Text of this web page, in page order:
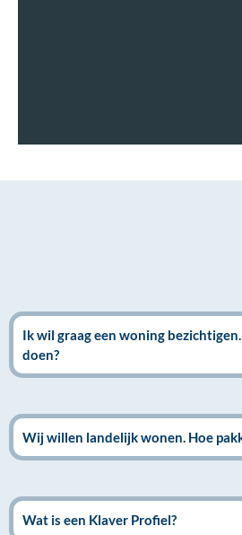
Ik wil graag een woning
doen?
Wij willen landelijk wonen. Hoe
Wat is een Klaver Profiel?